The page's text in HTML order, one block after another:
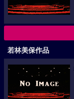
若林美保作品